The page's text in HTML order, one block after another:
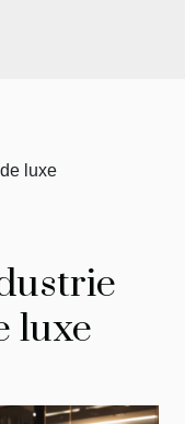
luxe
luxe